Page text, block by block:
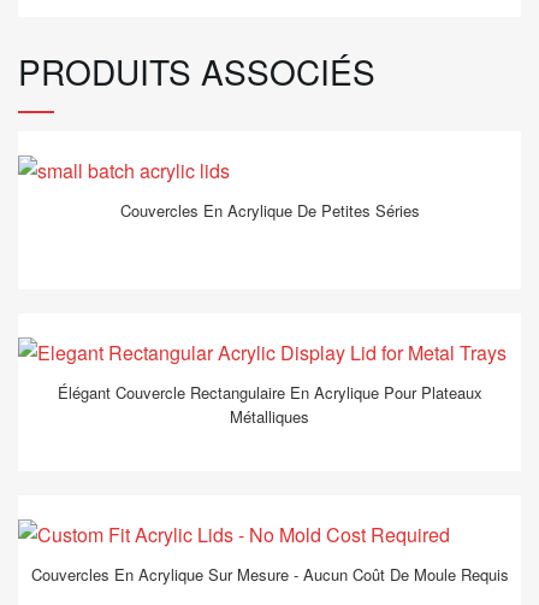
PRODUITS ASSOCIÉS
Couvercles En Acrylique De Petites Séries
Élégant Couvercle Rectangulaire En Acrylique Pour Plateaux
Métalliques
Couvercles En Acrylique Sur Mesure - Aucun Coût De Moule Requis